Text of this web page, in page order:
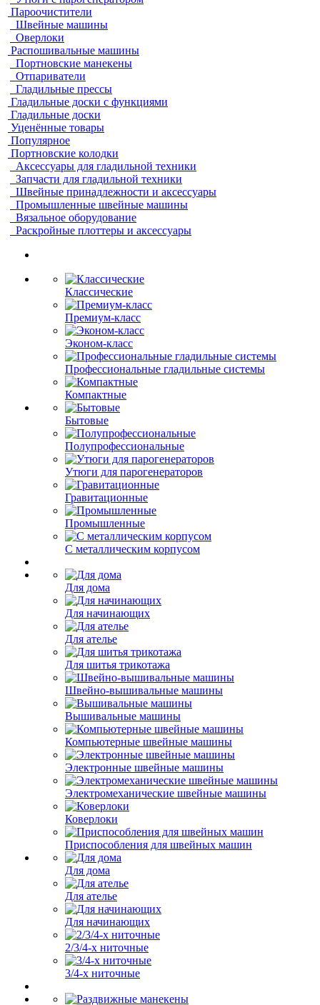
Пароочистители
Швейные машины
Оверлоки
Распошивальные машины
Портновские манекены
Отпариватели
Гладильные прессы
Гладильные доски с функциями
Гладильные доски
Уценённые товары
Популярное
Портновские колодки
Аксессуары для гладильной техники
Запчасти для гладильной техники
Швейные принадлежности и аксессуары
Промышленные швейные машины
Вязальное оборудование
Раскройные плоттеры и аксессуары
Классические
Премиум-класс
Эконом-класс
Профессиональные гладильные системы
Компактные
Бытовые
Полупрофессиональные
Утюги для парогенераторов
Гравитационные
Промышленные
С металлическим корпусом
Для дома
Для начинающих
Для ателье
Для шитья трикотажа
Швейно-вышивальные машины
Вышивальные машины
Компьютерные швейные машины
Электронные швейные машины
Электромеханические швейные машины
Коверлоки
Приспособления для швейных машин
Для дома
Для ателье
Для начинающих
2/3/4-х ниточные
3/4-х ниточные